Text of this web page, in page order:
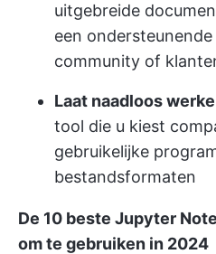
uitgebreide
een
community of
Laat naadloos
tool die u kiest
gebruikelijke
bestandsformaten
De 10 beste Jupyter
om te gebruiken in 2024